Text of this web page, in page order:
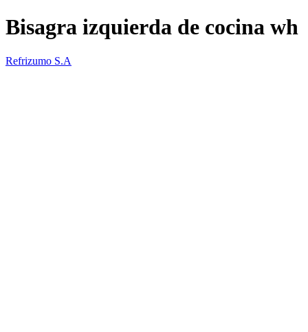
Bisagra izquierda de cocina wh
Refrizumo S.A